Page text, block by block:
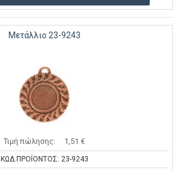
Μετάλλιο 23-9243
Τιμή πώλησης: 1,51 €
ΚΩΔ.ΠΡΟΪΟΝΤΟΣ: 23-9243